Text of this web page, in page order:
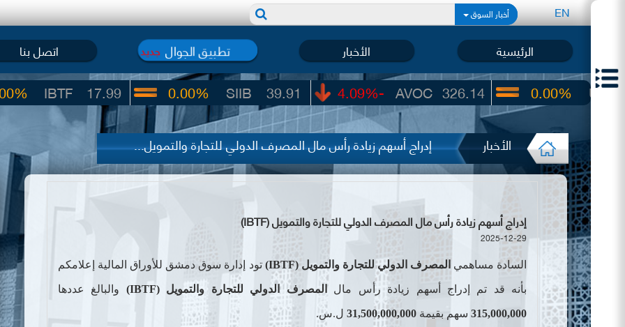
EN أخبار السوق
الرئيسية الأخبار تطبيق الجوال جديد اتصل بنا
17.99 39.91
SIIB
0.00% 326.14
AVOC
-4.09% 22.65
UIC
0.00%
الأخبار إدراج أسهم زيادة رأس مال المصرف الدولي للتجارة والتمويل...
إدراج أسهم زيادة رأس مال المصرف الدولي للتجارة والتمويل (IBTF)
2025-12-29
السادة مساهمي المصرف الدولي للتجارة والتمويل (IBTF
) تود إدارة سوق دمشق للأوراق المالية إعلامكم
بأنه قد تم إدراج أسهم زيادة رأس مال المصرف الدولي للتجارة والتمويل (IBTF
) والبالغ عددها
315,000,000 سهم بقيمة 31,500,000,000 ل.س.